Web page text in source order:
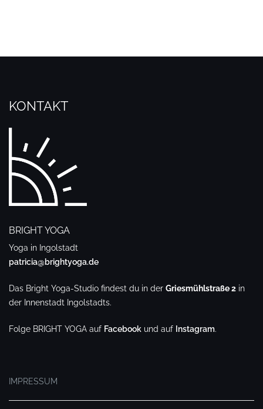
KONTAKT
BRIGHT YOGA
Yoga in Ingolstadt
patricia@brightyoga.de
Das Bright Yoga-Studio findest du in der Griesmühlstraße 2 in
der Innenstadt Ingolstadts.
Folge BRIGHT YOGA auf Facebook und auf Instagram.
IMPRESSUM